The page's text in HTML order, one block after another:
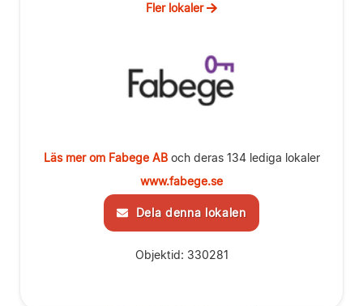
Fler lokaler
Läs mer om Fabege ABoch deras 134 lediga lokaler
www.fabege.se
Dela denna lokalen
Objektid: 330281